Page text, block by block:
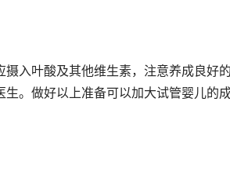
入叶酸及其他维生素，注意养成良好
。做好以上准备可以加大试管婴儿的